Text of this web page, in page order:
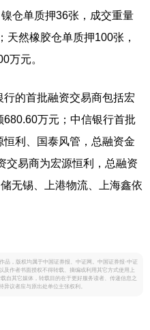
仓单质押36张，成交重量
天然橡胶仓单质押100张，
万元。
的首批融资交易商包括宏
万元；中信银行首批
利、国泰风管，总融资金
交易商为宏源恒利，总融资
无锡、上港物流、上海鑫依
品，版权均属于中国证券报、中证网。中国证券报·中证
及作者书面授权不得转载、摘编或利用其它方式使用上
自其它媒体，转载目的在于更好服务读者、传递信息之
议者应与原出处单位主张权利。